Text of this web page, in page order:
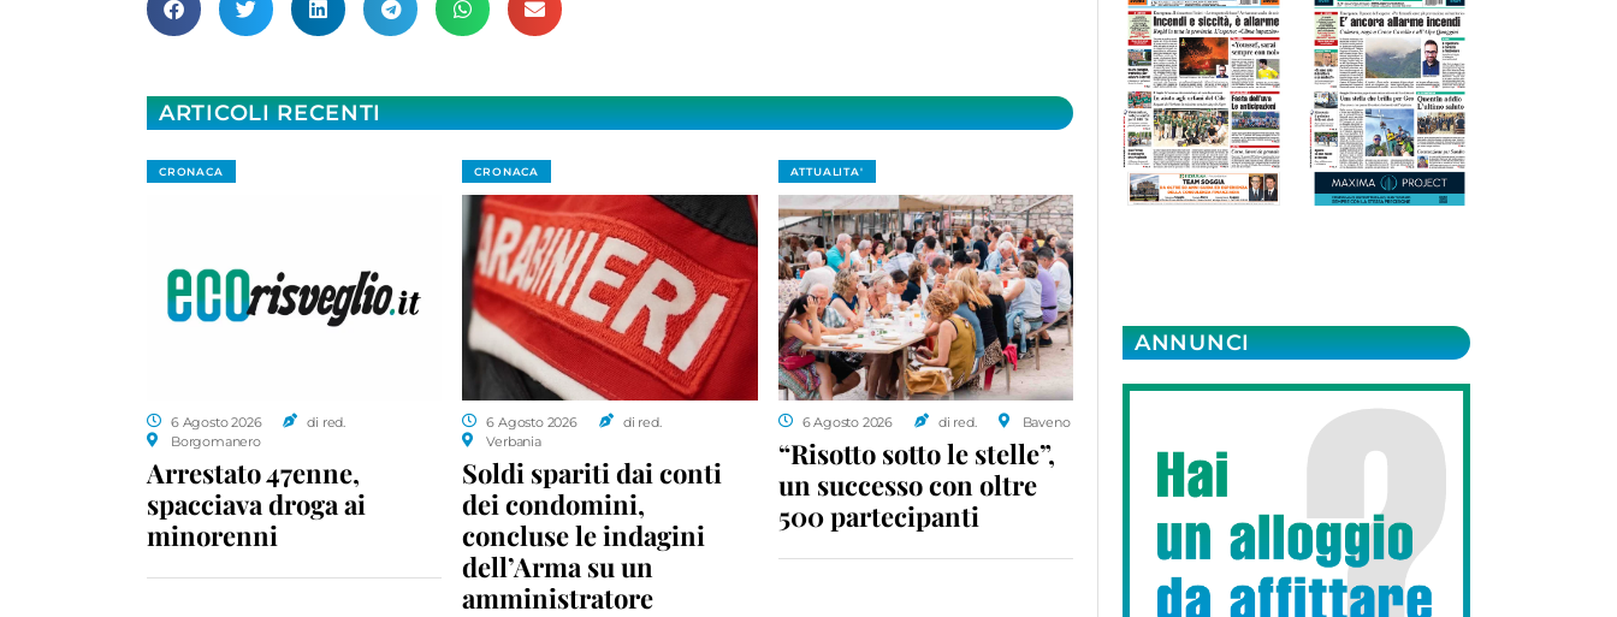
ARTICOLI RECENTI
CRONACA
6 Agosto 2026
di red.
Borgomanero
Arrestato 47enne,
spacciava droga ai
minorenni
CRONACA
6 Agosto 2026
di red.
Verbania
Soldi spariti dai conti
dei condomini,
concluse le indagini
dell’Arma su un
amministratore
ATTUALITA'
6 Agosto 2026 di red. Baveno
“Risotto sotto le stelle”,
un successo con oltre
500 partecipanti
ANNUNCI